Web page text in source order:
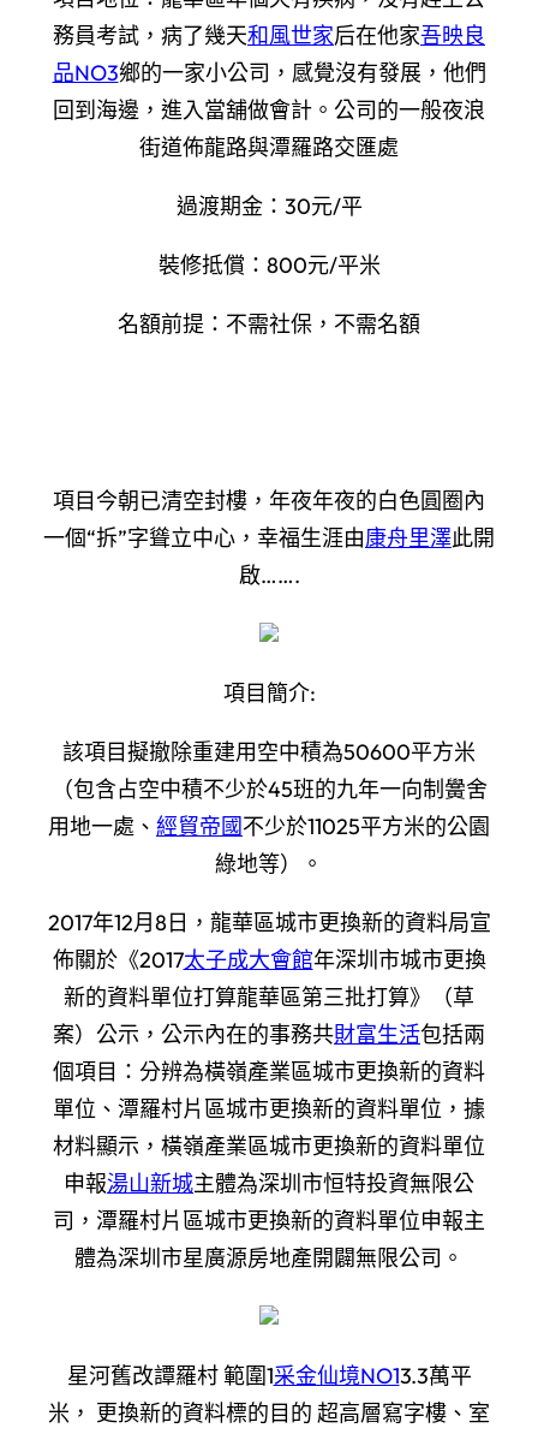
務員考試，病了幾天和風世家后在他家吾映良
品NO3鄉的一家小公司，感覺沒有發展，他們
回到海邊，進入當舖做會計。公司的一般夜浪
街道佈龍路與潭羅路交匯處
過渡期金：30元/平
裝修抵償：800元/平米
名額前提：不需社保，不需名額
項目今朝已清空封樓，年夜年夜的白色圓圈內
一個“拆”字聳立中心，幸福生涯由康舟里澤此開
啟…….
項目簡介:
該項目擬撤除重建用空中積為50600平方米
（包含占空中積不少於45班的九年一向制黌舍
用地一處、 經貿帝國不少於11025平方米的公園
綠地等）。
2017年12月8日，龍華區城市更換新的資料局宣
佈關於《2017太子成大會館年深圳市城市更換
新的資料單位打算龍華區第三批打算》（草
案）公示，公示內在的事務共財富生活包括兩
個項目：分辨為橫嶺產業區城市更換新的資料
單位、潭羅村片區城市更換新的資料單位，據
材料顯示，橫嶺產業區城市更換新的資料單位
申報湯山新城主體為深圳市恒特投資無限公
司，潭羅村片區城市更換新的資料單位申報主
體為深圳市星廣源房地產開闢無限公司。
星河舊改譚羅村 範圍1采金仙境NO13.3萬平
米， 更換新的資料標的目的 超高層寫字樓、室